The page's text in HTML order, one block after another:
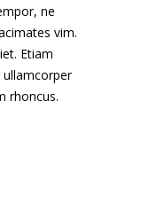
ne
vim.
Etiam
ullamcorper
rhoncus.